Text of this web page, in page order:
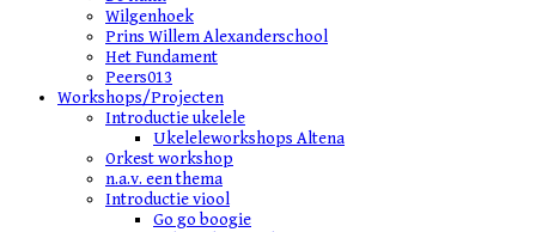
Wilgenhoek
Prins Willem Alexanderschool
Het Fundament
Peers013
Workshops/Projecten
Introductie ukelele
Ukeleleworkshops Altena
Orkest workshop
n.a.v. een thema
Introductie viool
Go go boogie